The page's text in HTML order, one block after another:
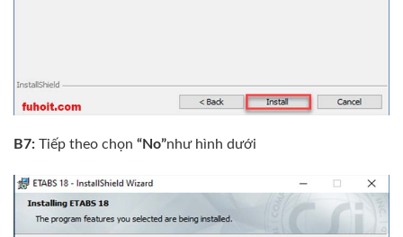
B7: Tiếp theo chọn “No”như hình dưới